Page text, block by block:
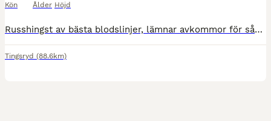
Kön Ålder Höjd
Russhingst av bästa blodslinjer, lämnar avkommor för såväl trav som utställningsdjur.Säljes eller utlånas.
Tingsryd (88.6km)